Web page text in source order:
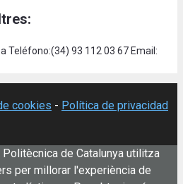
Teléfono:(34) 93 112 03 67 Email:
cookies - Política de privacidad
de Catalunya utilitza
per millorar l'experiència de